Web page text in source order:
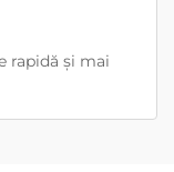
rapidă și mai